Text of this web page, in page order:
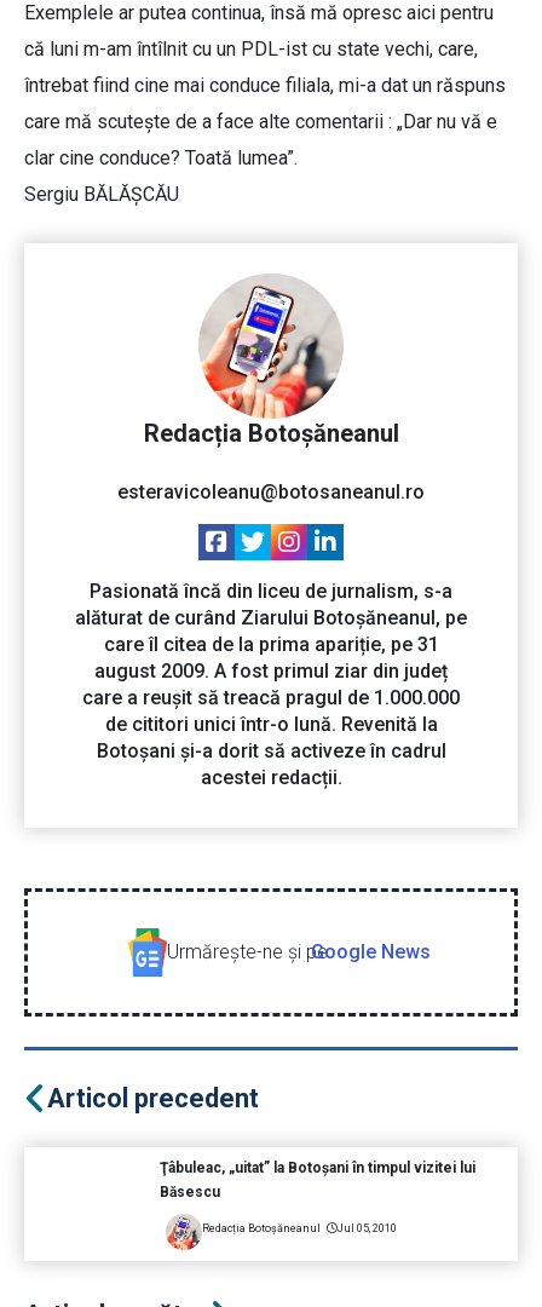
Exemplele ar putea continua, însă mă opresc aici pentru
că luni m-am întîlnit cu un PDL-ist cu state vechi, care,
întrebat fiind cine mai conduce filiala, mi-a dat un răspuns
care mă scuteşte de a face alte comentarii : „Dar nu vă e
clar cine conduce? Toată lumea”.
Sergiu BĂLĂŞCĂU
Redacția Botoșăneanul
esteravicoleanu@botosaneanul.ro
Pasionată încă din liceu de jurnalism, s-a
alăturat de curând Ziarului Botoșăneanul, pe
care îl citea de la prima apariție, pe 31
august 2009. A fost primul ziar din județ
care a reușit să treacă pragul de 1.000.000
de cititori unici într-o lună. Revenită la
Botoșani și-a dorit să activeze în cadrul
acestei redacții.
Urmăreşte-ne şi peGoogle News
Articol precedent
Ţâbuleac, „uitat” la Botoşani în timpul vizitei lui
Băsescu
Redacția Botoșăneanul Jul 05, 2010